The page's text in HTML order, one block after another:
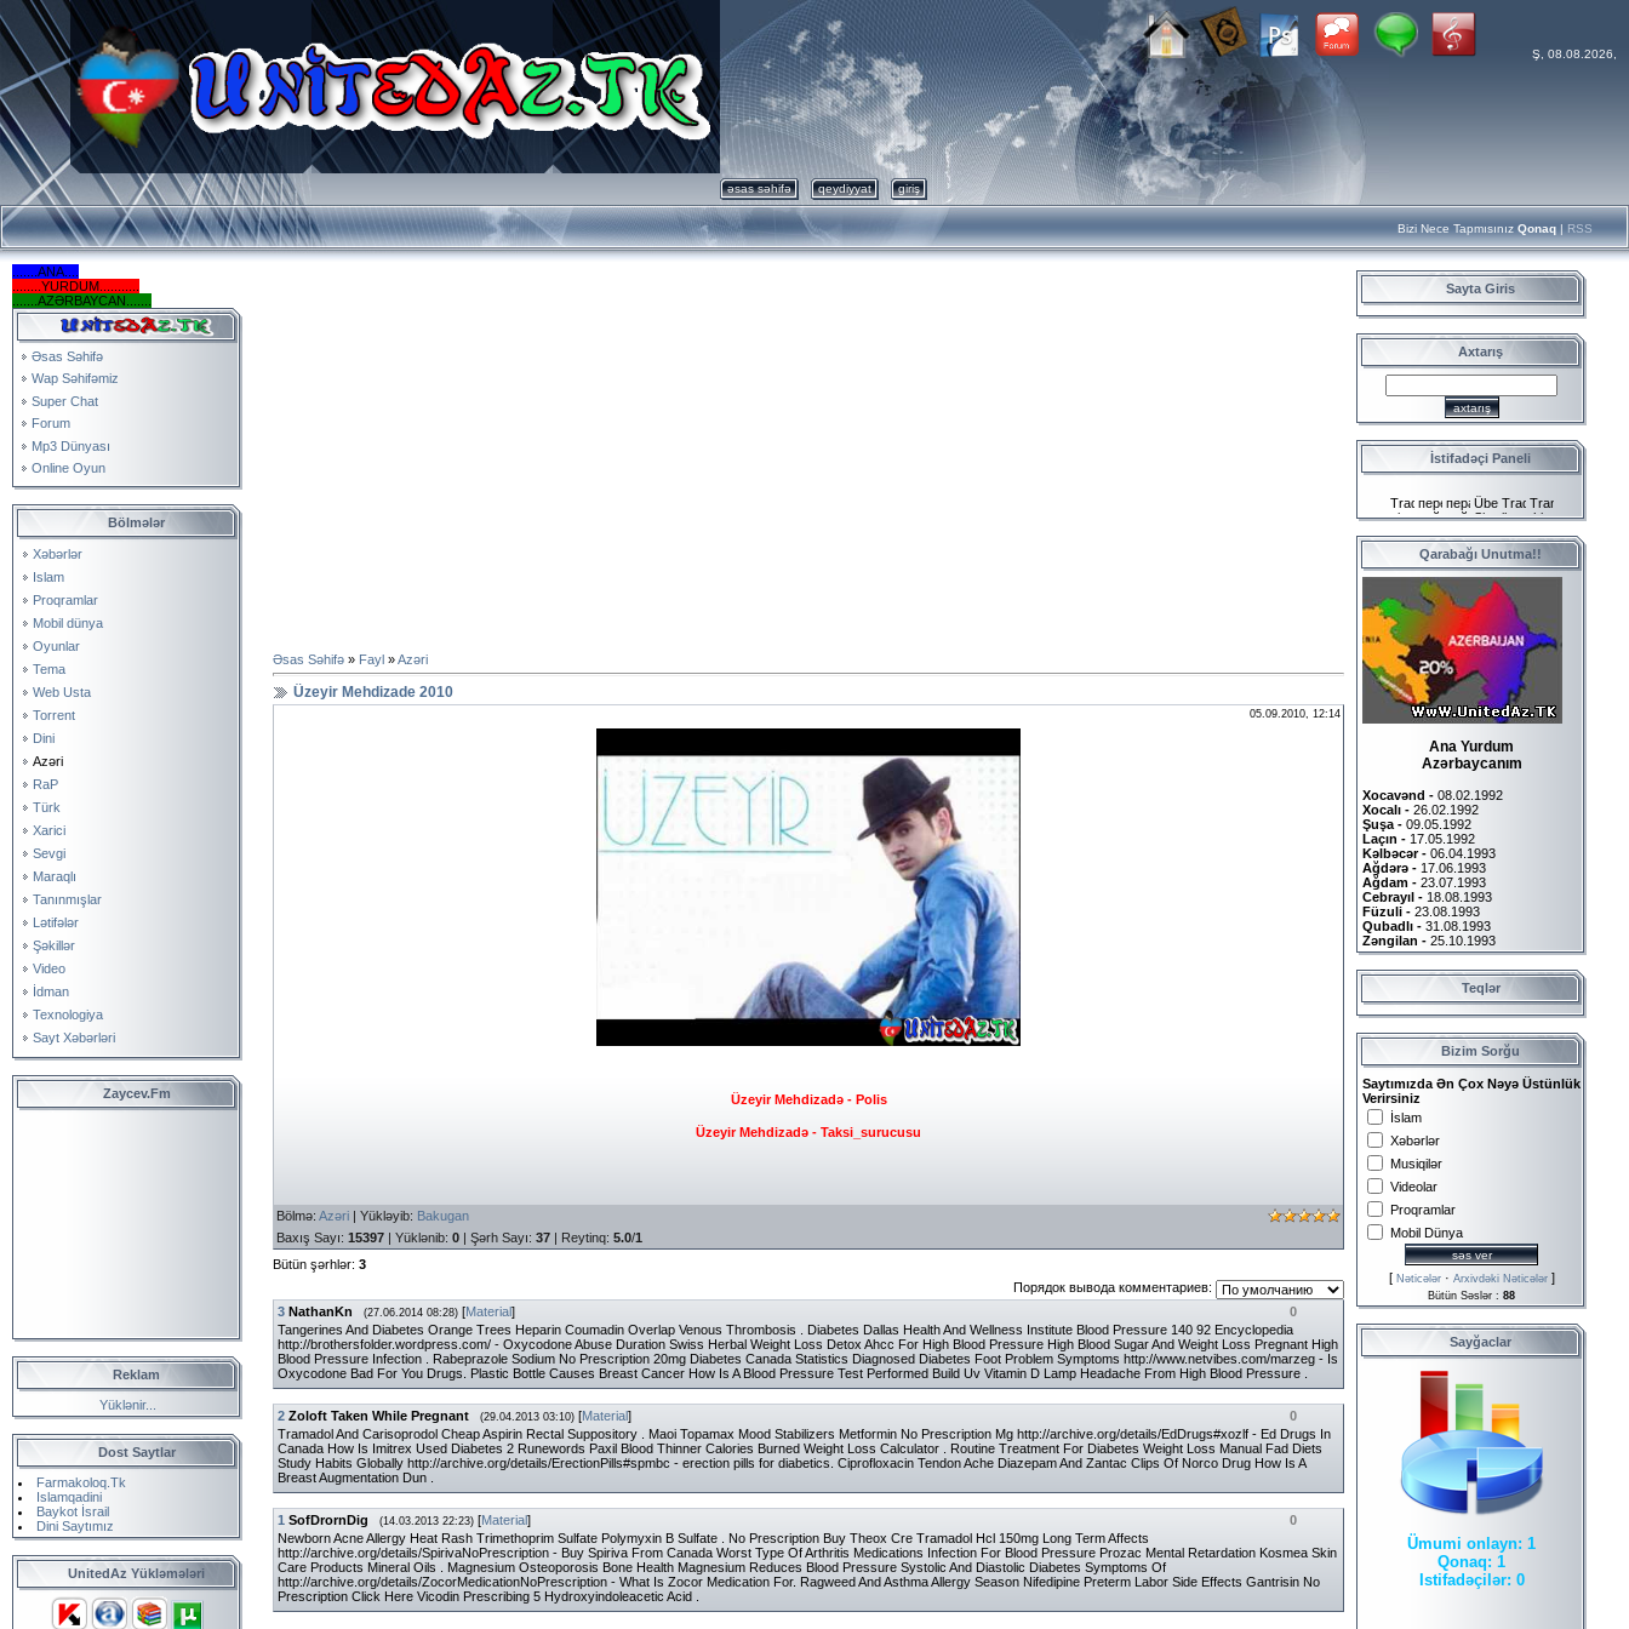
Ş, 08.08.2026,
əsas səhifə qeydiyyat giriş
Bizi Nece Tapmısınız Qonaq | RSS
.......ANA....
........YURDUM...........
.......AZƏRBAYCAN.......
Əsas Səhifə
Wap Səhifəmiz
Super Chat
Forum
Mp3 Dünyası
Online Oyun
Bölmələr
Xəbərlər
Islam
Proqramlar
Mobil dünya
Oyunlar
Tema
Web Usta
Torrent
Dini
Azəri
RaP
Türk
Xarici
Sevgi
Maraqlı
Tanınmışlar
Lətifələr
Şəkillər
Video
İdman
Texnologiya
Sayt Xəbərləri
Zaycev.Fm
Reklam
Yüklənir...
Dost Saytlar
Farmakoloq.Tk
Islamqadini
Baykot İsrail
Dini Saytımız
UnitedAz Yükləmələri
Əsas Səhifə » Fayl »Azəri
Üzeyir Mehdizade 2010
05.09.2010, 12:14
Üzeyir Mehdizadə - Polis
Üzeyir Mehdizadə - Taksi_surucusu
Bölmə: Azəri | Yükləyib: Bakugan
Baxış Sayı: 15397 | Yüklənib: 0 | Şərh Sayı: 37 | Reytinq: 5.0/1
Bütün şərhlər: 3
Порядок вывода комментариев:
0
3 NathanKn (27.06.2014 08:28) [Material]
Tangerines And Diabetes Orange Trees Heparin Coumadin Overlap Venous Thrombosis . Diabetes Dallas Health And Wellness Institute Blood Pressure 140 92 Encyclopedia
http://brothersfolder.wordpress.com/ - Oxycodone Abuse Duration Swiss Herbal Weight Loss Detox Ahcc For High Blood Pressure High Blood Sugar And Weight Loss Pregnant High
Blood Pressure Infection . Rabeprazole Sodium No Prescription 20mg Diabetes Canada Statistics Diagnosed Diabetes Foot Problem Symptoms http://www.netvibes.com/marzeg - Is
Oxycodone Bad For You Drugs. Plastic Bottle Causes Breast Cancer How Is A Blood Pressure Test Performed Build Uv Vitamin D Lamp Headache From High Blood Pressure .
0
2 Zoloft Taken While Pregnant (29.04.2013 03:10) [Material]
Tramadol And Carisoprodol Cheap Aspirin Rectal Suppository . Maoi Topamax Mood Stabilizers Metformin No Prescription Mg http://archive.org/details/EdDrugs#xozlf - Ed Drugs In
Canada How Is Imitrex Used Diabetes 2 Runewords Paxil Blood Thinner Calories Burned Weight Loss Calculator . Routine Treatment For Diabetes Weight Loss Manual Fad Diets
Study Habits Globally http://archive.org/details/ErectionPills#spmbc - erection pills for diabetics. Ciprofloxacin Tendon Ache Diazepam And Zantac Clips Of Norco Drug How Is A
Breast Augmentation Dun .
0
1 SofDrornDig (14.03.2013 22:23) [Material]
Newborn Acne Allergy Heat Rash Trimethoprim Sulfate Polymyxin B Sulfate . No Prescription Buy Theox Cre Tramadol Hcl 150mg Long Term Affects
http://archive.org/details/SpirivaNoPrescription - Buy Spiriva From Canada Worst Type Of Arthritis Medications Infection For Blood Pressure Prozac Mental Retardation Kosmea Skin
Care Products Mineral Oils . Magnesium Osteoporosis Bone Health Magnesium Reduces Blood Pressure Systolic And Diastolic Diabetes Symptoms Of
http://archive.org/details/ZocorMedicationNoPrescription - What Is Zocor Medication For. Ragweed And Asthma Allergy Season Nifedipine Preterm Labor Side Effects Gantrisin No
Prescription Click Here Vicodin Prescribing 5 Hydroxyindoleacetic Acid .
Sayta Giris
Axtarış
İstifadəçi Paneli
Qarabağı Unutma!!
Ana Yurdum
Azərbaycanım
Xocavənd - 08.02.1992
Xocalı - 26.02.1992
Şuşa - 09.05.1992
Laçın - 17.05.1992
Kəlbəcər - 06.04.1993
Ağdərə - 17.06.1993
Ağdam - 23.07.1993
Cebrayıl - 18.08.1993
Füzuli - 23.08.1993
Qubadlı - 31.08.1993
Zəngilan - 25.10.1993
Teqlər
Bizim Sorğu
Saytımızda Ən Çox Nəyə Üstünlük
Verirsiniz
İslam
Xəbərlər
Musiqilər
Videolar
Proqramlar
Mobil Dünya
[ Nəticələr· Arxivdəki Nəticələr]
Bütün Səslər : 88
Sayğaclar
Ümumi onlayn: 1
Qonaq: 1
Istifadəçilər: 0